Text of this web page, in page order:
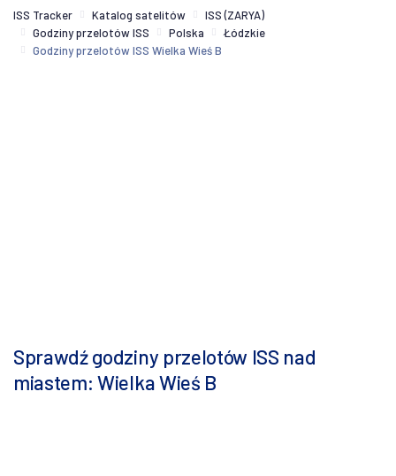
ISS Tracker Katalog satelitów
ISS (ZARYA)
Godziny przelotów ISS
Polska
Łódzkie
Godziny przelotów ISS Wielka Wieś B
Sprawdź godziny przelotów ISS nad
miastem: Wielka Wieś B